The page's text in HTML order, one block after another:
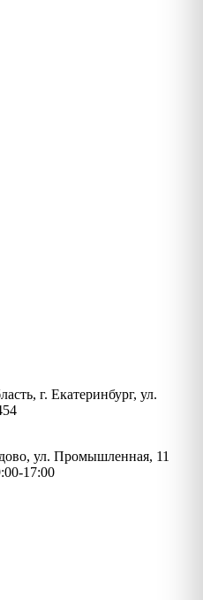
г. Екатеринбург, ул.
ул. Промышленная, 11
17:00